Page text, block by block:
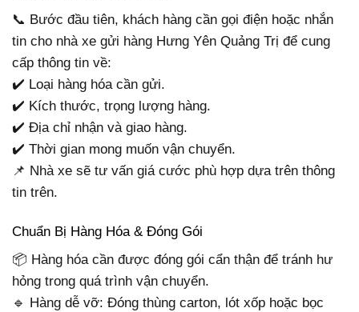
📞 Bước đầu tiên, khách hàng cần gọi điện hoặc nhắn
tin cho nhà xe gửi hàng Hưng Yên Quảng Trị để cung
cấp thông tin về:
✔️ Loại hàng hóa cần gửi.
✔️ Kích thước, trọng lượng hàng.
✔️ Địa chỉ nhận và giao hàng.
✔️ Thời gian mong muốn vận chuyển.
📌 Nhà xe sẽ tư vấn giá cước phù hợp dựa trên thông
tin trên.
Chuẩn Bị Hàng Hóa & Đóng Gói
📦 Hàng hóa cần được đóng gói cẩn thận để tránh hư
hỏng trong quá trình vận chuyển.
🔹 Hàng dễ vỡ: Đóng thùng carton, lót xốp hoặc bọc